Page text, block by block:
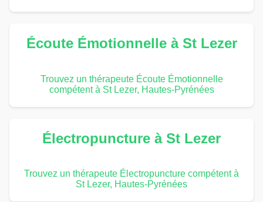
Écoute Émotionnelle à St Lezer
Trouvez un thérapeute Écoute Émotionnelle
compétent à St Lezer, Hautes-Pyrénées
Électropuncture à St Lezer
Trouvez un thérapeute Électropuncture compétent à
St Lezer, Hautes-Pyrénées